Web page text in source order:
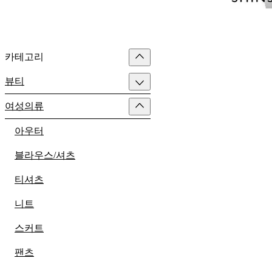
카테고리
뷰티
여성의류
아우터
블라우스/셔츠
티셔츠
니트
스커트
팬츠